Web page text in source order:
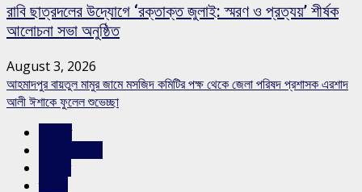
রাবি ছাত্রদলের উদ্যোগে ‘রক্তাক্ত জুলাই: স্মরণ ও প্রত্যয়’ শীর্ষক
আলোচনা সভা অনুষ্ঠিত
August 3, 2026
আহমাদপুর বায়তুল মামুর জামে মসজিদ কমিটির পক্ষ থেকে জেলা পরিষদ প্রশাসক এরশাদ
আলী ঈশাকে ফুলেল শুভেচ্ছা